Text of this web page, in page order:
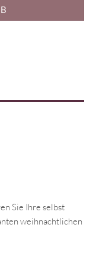
Sie Ihre selbst
weihnachtlichen